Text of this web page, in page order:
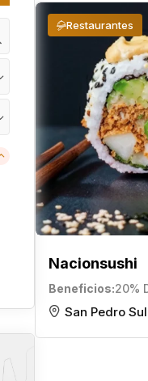
Nacionsushi
Beneficios 20%
Restaurantes
San Pedro